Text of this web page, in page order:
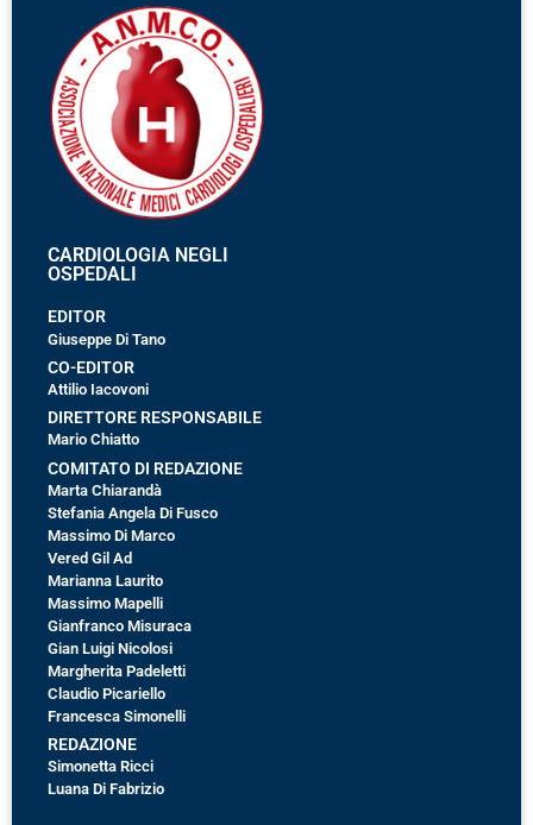
CARDIOLOGIA NEGLI
OSPEDALI
EDITOR
Giuseppe Di Tano
CO-EDITOR
Attilio Iacovoni
DIRETTORE RESPONSABILE
Mario Chiatto
COMITATO DI REDAZIONE
Marta Chiarandà
Stefania Angela Di Fusco
Massimo Di Marco
Vered Gil Ad
Marianna Laurito
Massimo Mapelli
Gianfranco Misuraca
Gian Luigi Nicolosi
Margherita Padeletti
Claudio Picariello
Francesca Simonelli
REDAZIONE
Simonetta Ricci
Luana Di Fabrizio